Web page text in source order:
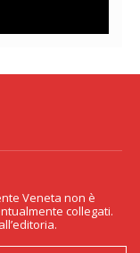
non è responsabile
Veneta percepisce
Veneta non è
collegati.